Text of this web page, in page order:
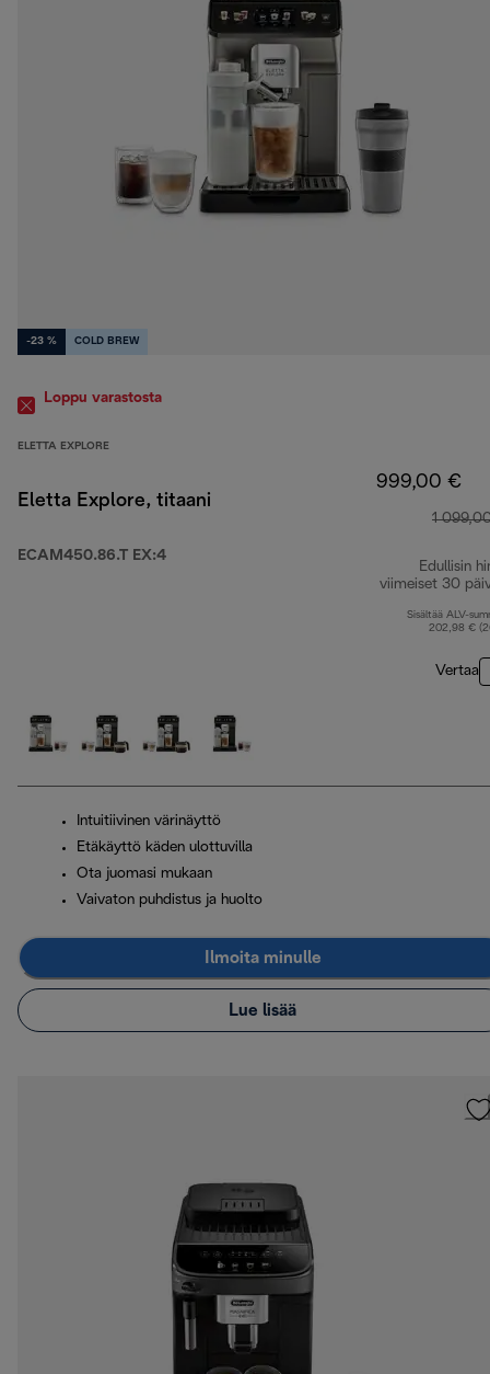
-23 % COLD BREW
Loppu varastosta
ELETTA EXPLORE
Eletta Explore, titaani
ECAM450.86.T EX:4
999,00 €
1
Edullisin
viimeiset 30
Sisältää ALV-
202,98 €
Vertaa
Intuitiivinen värinäyttö
Etäkäyttö käden ulottuvilla
Ota juomasi mukaan
Vaivaton puhdistus ja huolto
Ilmoita minulle
Lue lisää